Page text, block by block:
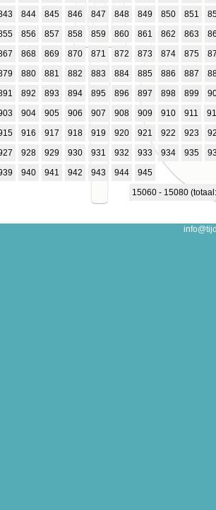
844 845 846 847 848 849 850 851
856 857 858 859 860 861 862 863
868 869 870 871 872 873 874 875
880 881 882 883 884 885 886 887
892 893 894 895 896 897 898 899
904 905 906 907 908 909 910 911
916 917 918 919 920 921 922 923
928 929 930 931 932 933 934 935
940 941 942 943 944
945
15060 - 15080